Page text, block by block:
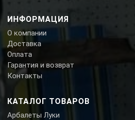
ИНФОРМАЦИЯ
О компании
Доставка
Оплата
Гарантия и возврат
Контакты
КАТАЛОГ ТОВАРОВ
Арбалеты Луки